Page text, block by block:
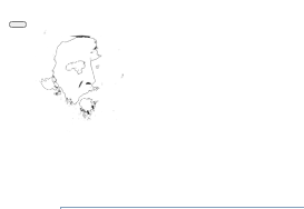
Toggle
navigation